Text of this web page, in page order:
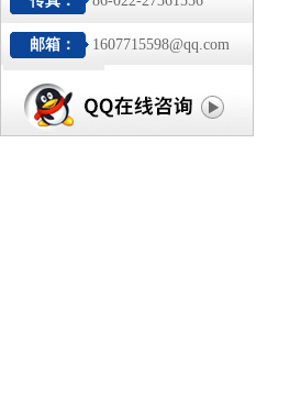
邮箱： 1607715598@qq.com